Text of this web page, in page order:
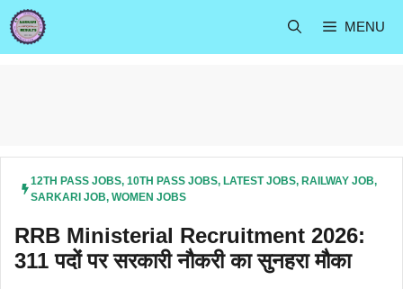
Skip
to
content
MENU
12TH PASS JOBS, 10TH PASS JOBS, LATEST JOBS, RAILWAY JOB,
SARKARI JOB, WOMEN JOBS
RRB Ministerial Recruitment 2026:
311 पदों पर सरकारी नौकरी का सुनहरा मौका